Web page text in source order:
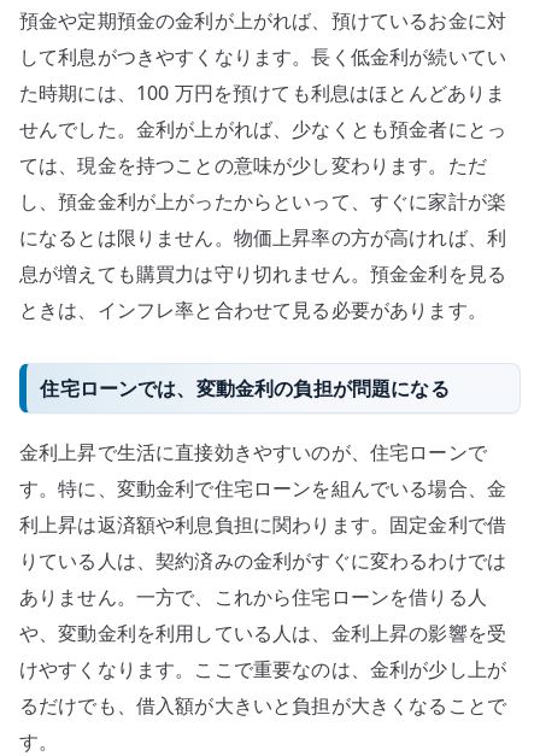
預金や定期預金の金利が上がれば、預けているお金に対
して利息がつきやすくなります。長く低金利が続いてい
た時期には、100 万円を預けても利息はほとんどありま
せんでした。金利が上がれば、少なくとも預金者にとっ
ては、現金を持つことの意味が少し変わります。ただ
し、預金金利が上がったからといって、すぐに家計が楽
になるとは限りません。物価上昇率の方が高ければ、利
息が増えても購買力は守り切れません。預金金利を見る
ときは、インフレ率と合わせて見る必要があります。
住宅ローンでは、変動金利の負担が問題になる
金利上昇で生活に直接効きやすいのが、住宅ローンで
す。特に、変動金利で住宅ローンを組んでいる場合、金
利上昇は返済額や利息負担に関わります。固定金利で借
りている人は、契約済みの金利がすぐに変わるわけでは
ありません。一方で、これから住宅ローンを借りる人
や、変動金利を利用している人は、金利上昇の影響を受
けやすくなります。ここで重要なのは、金利が少し上が
るだけでも、借入額が大きいと負担が大きくなることで
す。